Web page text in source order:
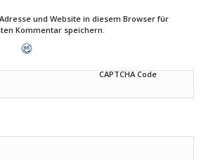
und Website in diesem Browser für
Kommentar speichern.
CAPTCHA Code